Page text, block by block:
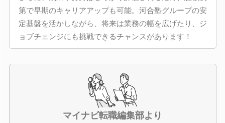
第で早期のキャリアアップも可能。河合塾グループの安
定基盤を活かしながら、将来は業務の幅を広げたり、ジ
ョブチェンジにも挑戦できるチャンスがあります！
マイナビ転職編集部より